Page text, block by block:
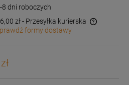
8 dni roboczych
zł- Przesyłka kurierska
kosztów płatności
formy dostawy